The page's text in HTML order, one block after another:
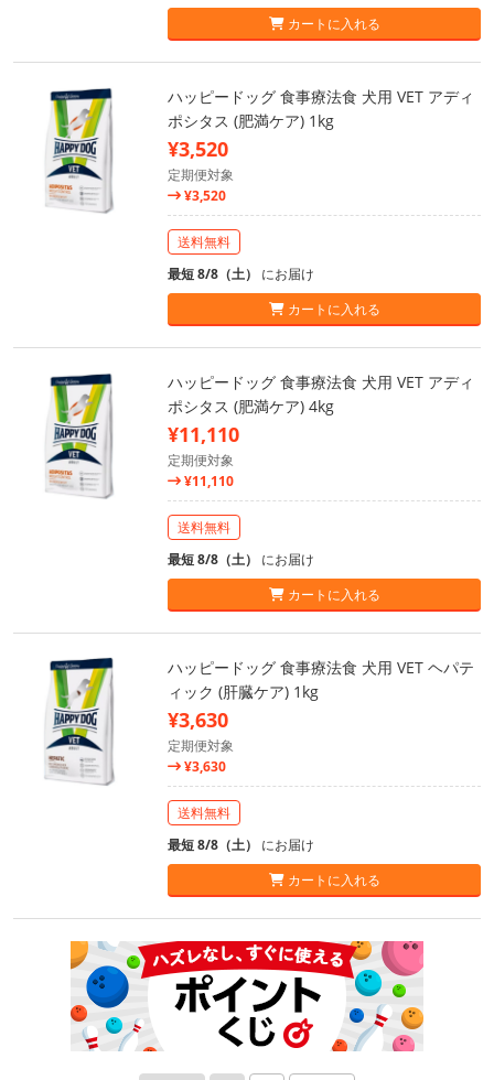
カートに入れる
ハッピードッグ 食事療法食 犬用 VET アディ
ポシタス (肥満ケア) 1kg
¥3,520
定期便対象
¥3,520
送料無料
最短 8/8（土） にお届け
カートに入れる
ハッピードッグ 食事療法食 犬用 VET アディ
ポシタス (肥満ケア) 4kg
¥11,110
定期便対象
¥11,110
送料無料
最短 8/8（土） にお届け
カートに入れる
ハッピードッグ 食事療法食 犬用 VET ヘパテ
ィック (肝臓ケア) 1kg
¥3,630
定期便対象
¥3,630
送料無料
最短 8/8（土） にお届け
カートに入れる